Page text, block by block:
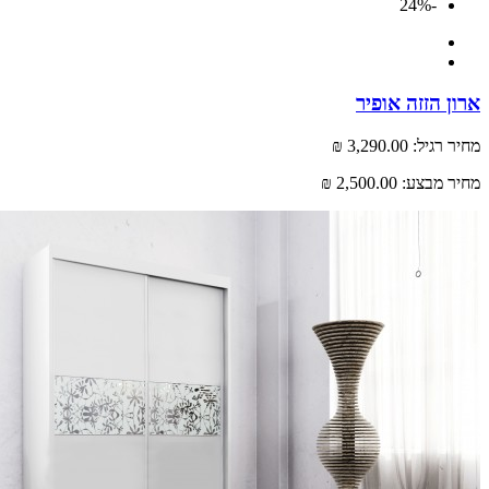
הזזה אופיר
רגיל: 3,290.00 ₪
מבצע: 2,500.00 ₪